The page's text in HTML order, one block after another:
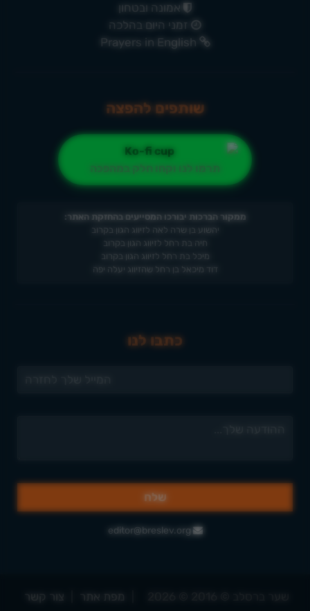
אמונה ובטחון
זמני היום בהלכה
שותפים להפצה
תרמו לנו וקחו חלק במהפכה
ממקור הברכות יבורכו המסייעים בהחזקת האתר:
יהשוע בן שרה לאה לזיווג הגון בקרוב
חיה בת רחל לזיווג הגון בקרוב
מיכל בת רחל לזיווג הגון בקרוב
דוד מיכאל בן רחל שהזיווג יעלה יפה
כתבו לנו
editor@breslev.org
מפת אתר צור קשר